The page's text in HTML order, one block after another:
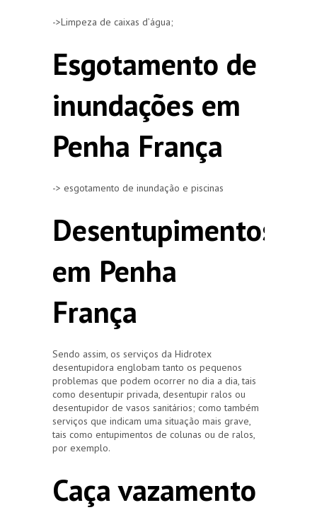
->Limpeza de caixas d’água;
Esgotamento de
inundações em
Penha França
-> esgotamento de inundação e piscinas
Desentupimentos
em Penha
França
Sendo assim, os serviços da Hidrotex
desentupidora englobam tanto os pequenos
problemas que podem ocorrer no dia a dia, tais
como desentupir privada, desentupir ralos ou
desentupidor de vasos sanitários; como também
serviços que indicam uma situação mais grave,
tais como entupimentos de colunas ou de ralos,
por exemplo.
Caça vazamento